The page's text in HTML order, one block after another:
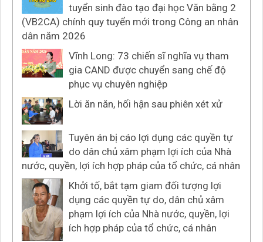
tuyển sinh đào tạo đại học Văn bằng 2
(VB2CA) chính quy tuyển mới trong Công an nhân
dân năm 2026
Vĩnh Long: 73 chiến sĩ nghĩa vụ tham
gia CAND được chuyển sang chế độ
phục vụ chuyên nghiệp
Lời ăn năn, hối hận sau phiên xét xử
Tuyên án bị cáo lợi dụng các quyền tự
do dân chủ xâm phạm lợi ích của Nhà
nước, quyền, lợi ích hợp pháp của tổ chức, cá nhân
Khởi tố, bắt tạm giam đối tượng lợi
dụng các quyền tự do, dân chủ xâm
phạm lợi ích của Nhà nước, quyền, lợi
ích hợp pháp của tổ chức, cá nhân